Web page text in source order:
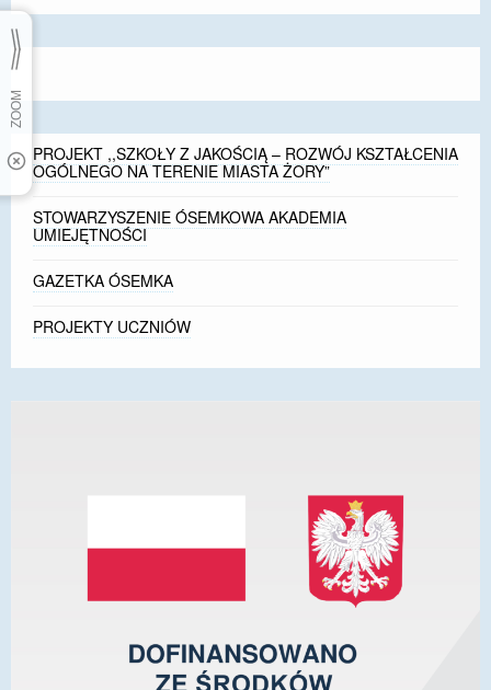
size.size.size.
PROJEKT ,,SZKOŁY Z JAKOŚCIĄ – ROZWÓJ KSZTAŁCENIA
OGÓLNEGO NA TERENIE MIASTA ŻORY”
STOWARZYSZENIE ÓSEMKOWA AKADEMIA
UMIEJĘTNOŚCI
GAZETKA ÓSEMKA
PROJEKTY UCZNIÓW